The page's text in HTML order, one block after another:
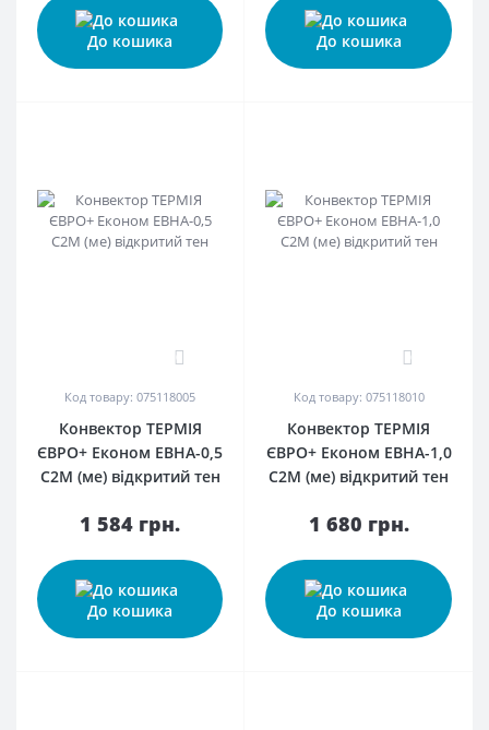
До кошика До кошика
Код товару: 075118005
Конвектор ТЕРМІЯ
ЄВРО+ Економ ЕВНА-0,5
С2М (ме) відкритий тен
1 584 грн.
До кошика
Код товару: 075118010
Конвектор ТЕРМІЯ
ЄВРО+ Економ ЕВНА-1,0
С2М (ме) відкритий тен
1 680 грн.
До кошика